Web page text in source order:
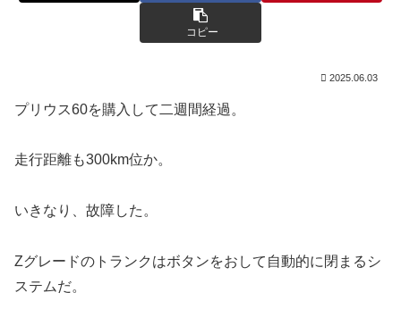
コピー
2025.06.03
プリウス60を購入して二週間経過。
走行距離も300km位か。
いきなり、故障した。
Zグレードのトランクはボタンをおして自動的に閉まるシ
ステムだ。